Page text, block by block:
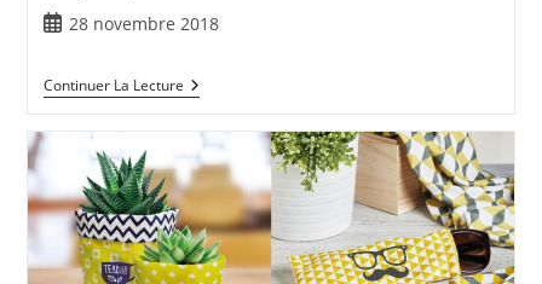
28 novembre 2018
Continuer La Lecture